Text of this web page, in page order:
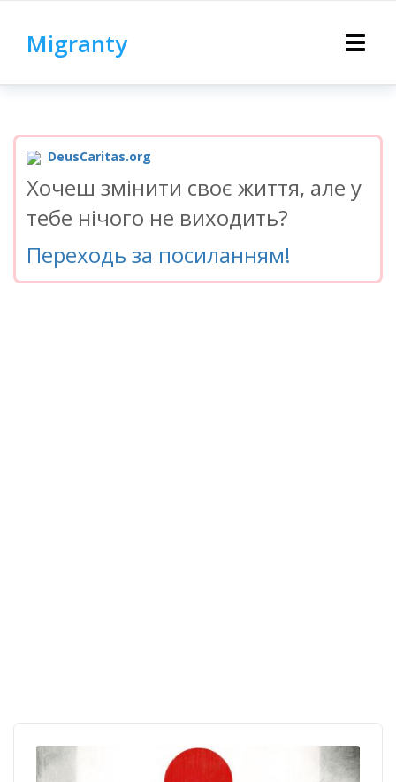
Toggle
Migranty
DeusCaritas.org
Хочеш змінити своє життя, але у
тебе нічого не виходить?
Переходь за посиланням!